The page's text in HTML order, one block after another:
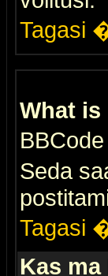
Tagasi
What is
Seda
Tagasi
Kas